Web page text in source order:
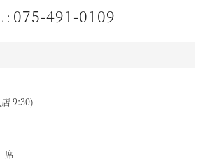
075-491-0109
9:30)
席
My Harvest 」へのログインが必要です